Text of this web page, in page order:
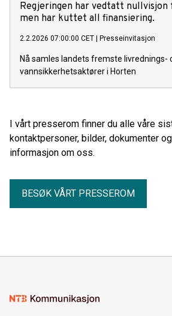
Regjeringen har vedtatt nullvisjon
men har kuttet all finansiering.
2.2.2026 07:00:00 CET Presseinvitasjon
Nå samles landets fremste livrednings-
vannsikkerhetsaktører i Horten
I vårt presserom finner du alle våre
kontaktpersoner, bilder, dokumenter
informasjon om oss.
BESØK VÅRT PRESSEROM